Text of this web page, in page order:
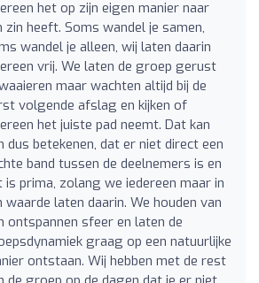
het op zijn eigen manier naar
zin heeft. Soms wandel je samen,
wandel je alleen, wij laten daarin
vrij. We laten de groep gerust
maar wachten altijd bij de
volgende afslag en kijken of
het juiste pad neemt. Dat kan
dus betekenen, dat er niet direct een
band tussen de deelnemers is en
is prima, zolang we iedereen maar in
waarde laten daarin. We houden van
ontspannen sfeer en laten de
graag op een natuurlijke
ontstaan. Wij hebben met de rest